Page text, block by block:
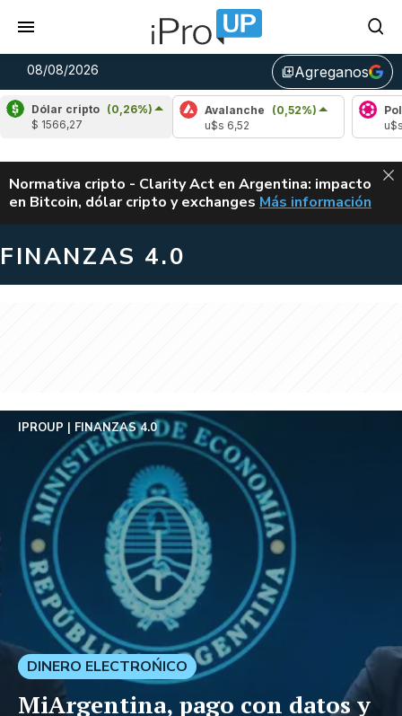
08/08/2026 library_addAgreganos
Dólar cripto (0,26%)
$ 1566,27
(0,18%)
Avalanche (0,52%)
Polkadot
ALERTA
Normativa cripto - Clarity Act en Argentina: impacto
en Bitcoin, dólar cripto y exchanges CLARITY ACT EN
Más información
FINANZAS 4.0
IPROUP FINANZAS 4.0
DINERO ELECTROŃICO
MiArgentina, pago con datos y